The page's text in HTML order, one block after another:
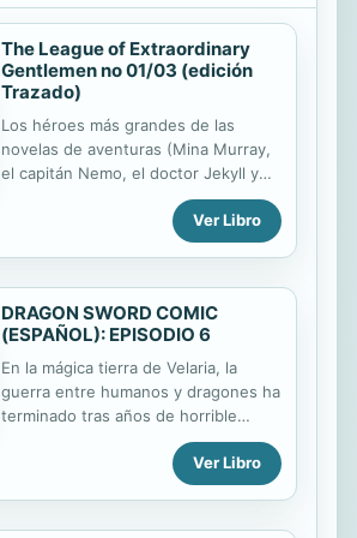
The League of Extraordinary
Gentlemen no 01/03 (edición
Trazado)
Los héroes más grandes de las
novelas de aventuras (Mina Murray,
el capitán Nemo, el doctor Jekyll y
Allan Quatermain) se unen en un
grupo sin precedentes en la historia
de la literatura: la Liga de los
Moore y Kevin O ́Neil forman equipo
en este volumen y nos otorgan una
oportunidad única para disfrutar de
este hito de la historia del cómic.
Título original: The League of
Extraordinary Gentlemen # 1-6
Ver Libro
DRAGON SWORD COMIC
(ESPAÑOL): EPISODIO 6
En la mágica tierra de Velaria, la
guerra entre humanos y dragones ha
terminado tras años de horrible
lucha. Se dice que los huérfanos
provienen de la madre dragón, por lo
que a todos estos se les apellida
Ver Libro